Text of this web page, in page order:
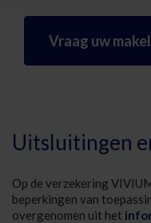
Vraag uw
Uitsluitingen
Op de verzekering
beperkingen van
overgenomen uit het